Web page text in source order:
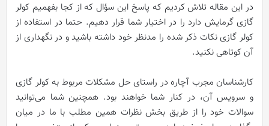
در این مقاله تلاش کردیم که پاسخ این سؤال که از کجا بفهمیم کولر
گازی گرمایش دارد را در اختیار شما قرار دهیم. حتما در استفاده از
کولر گازی نکات ذکر شده را مدنظر خود داشته باشید و در نگهداری از
آن کوتاهی نکنید.
کارشناسان مجرب آچاره در راستای حل مشکلات مربوط به کولر گازی
و سرویس آن، در کنار شما خواهند بود. همچنین شما می‌توانید
سوالات خود را از طریق بخش نظرات همین مطلب با ما در میان